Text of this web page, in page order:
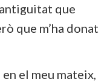
que
que m’ha donat
el meu mateix,